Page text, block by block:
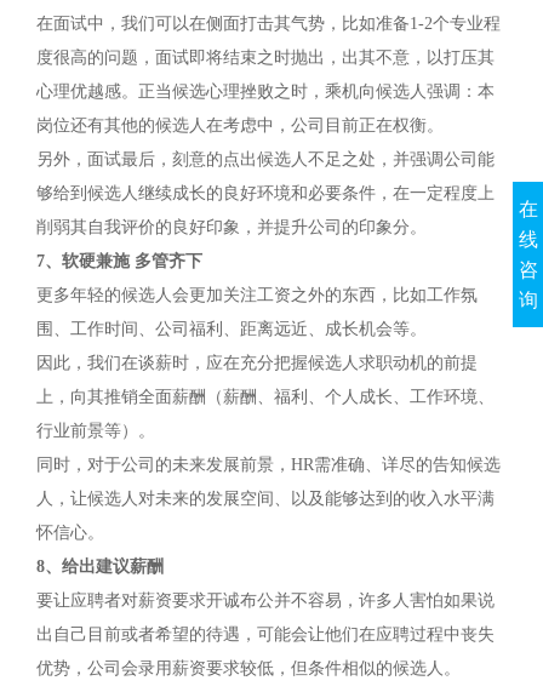
在面试中，我们可以在侧面打击其气势，比如准备1-2个专业程
度很高的问题，面试即将结束之时抛出，出其不意，以打压其
心理优越感。正当候选心理挫败之时，乘机向候选人强调：本
岗位还有其他的候选人在考虑中，公司目前正在权衡。
另外，面试最后，刻意的点出候选人不足之处，并强调公司能
够给到候选人继续成长的良好环境和必要条件，在一定程度上
削弱其自我评价的良好印象，并提升公司的印象分。
7、软硬兼施 多管齐下
更多年轻的候选人会更加关注工资之外的东西，比如工作氛
围、工作时间、公司福利、距离远近、成长机会等。
因此，我们在谈薪时，应在充分把握候选人求职动机的前提
上，向其推销全面薪酬（薪酬、福利、个人成长、工作环境、
行业前景等）。
同时，对于公司的未来发展前景，HR需准确、详尽的告知候选
人，让候选人对未来的发展空间、以及能够达到的收入水平满
怀信心。
8、给出建议薪酬
要让应聘者对薪资要求开诚布公并不容易，许多人害怕如果说
出自己目前或者希望的待遇，可能会让他们在应聘过程中丧失
优势，公司会录用薪资要求较低，但条件相似的候选人。
在
线
咨
询